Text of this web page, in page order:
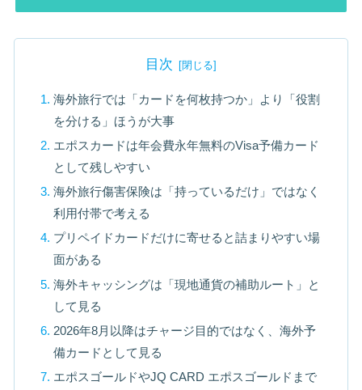
目次
海外旅行では「カードを何枚持つか」より「役割
を分ける」ほうが大事
エポスカードは年会費永年無料のVisa予備カード
として残しやすい
海外旅行傷害保険は「持っているだけ」ではなく
利用付帯で考える
プリペイドカードだけに寄せると詰まりやすい場
面がある
海外キャッシングは「現地通貨の補助ルート」と
して見る
2026年8月以降はチャージ目的ではなく、海外予
備カードとして見る
エポスゴールドやJQ CARD エポスゴールドまで